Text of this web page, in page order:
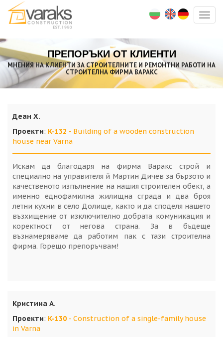
ПРЕПОРЪКИ ОТ КЛИЕНТИ
МНЕНИЯ НА КЛИЕНТИ ЗА СТРОИТЕЛНИТЕ И РЕМОНТНИ РАБОТИ НА
СТРОИТЕЛНА ФИРМА ВАРАКС
Деан Х.
Проекти: K-132 - Building of a wooden construction
house near Varna
Искам да благодаря на фирма Варакс строй и
специално на управителя й Мартин Дичев за бързото и
качественото изпълнение на нашия строителен обект, а
именно еднофамилна жилищна сграда и два броя
летни кухни в село Долище, както и да споделя нашето
възхищение от изключително добрата комуникация и
коректност от негова страна. За в бъдеще
възнамеряваме да работим пак с тази строителна
фирма. Горещо препоръчвам!
Кристина А.
Проекти: K-130 - Construction of a single-family house
in Varna